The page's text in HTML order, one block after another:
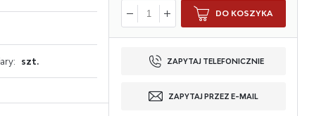
szt.
DO KOSZYKA
ZAPYTAJ TELEFONICZNIE
ZAPYTAJ PRZEZ E-MAIL